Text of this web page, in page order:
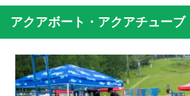
アクアボート・アクアチューブ